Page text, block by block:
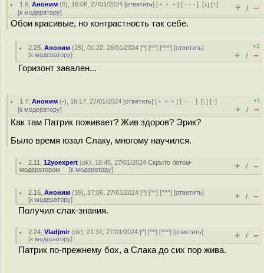
1.6 ,Аноним (6), 16:08, 27/01/2024 [ответить] [ ﹢﹢﹢] [ · · ·][↓] [↑]
[к модератору] + / –
Обои красивые, но контрастность так себе.
2.25 ,Аноним (25), 01:22, 28/01/2024 [^] [^^] [^^^] [ответить]
[к модератору]
+3
+ / –
Горизонт завален...
1.7 ,Аноним (-), 16:17, 27/01/2024 [ответить] [ ﹢﹢﹢] [ · · ·][↓] [↑]
[к модератору]
+1
+ / –
Как там Патрик поживает? Жив здоров? Эрик?
Было время юзал Слаку, многому научился.
2.11 ,12yoexpert (ok), 16:45, 27/01/2024Скрыто ботом-
модератором [к модератору] + / –
2.16 ,Аноним (16), 17:06, 27/01/2024 [^] [^^] [^^^] [ответить]
[к модератору] + / –
Получил слак-знания.
2.24 ,Vladjmir(ok), 21:31, 27/01/2024 [^] [^^] [^^^] [ответить]
[к модератору] + / –
Патрик по-прежнему бох, а Слака до сих пор жива.